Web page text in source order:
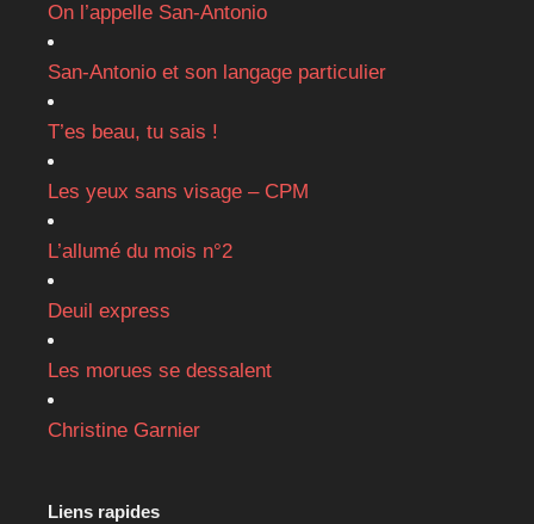
On l’appelle San-Antonio
San-Antonio et son langage particulier
T’es beau, tu sais !
Les yeux sans visage – CPM
L’allumé du mois n°2
Deuil express
Les morues se dessalent
Christine Garnier
Liens rapides